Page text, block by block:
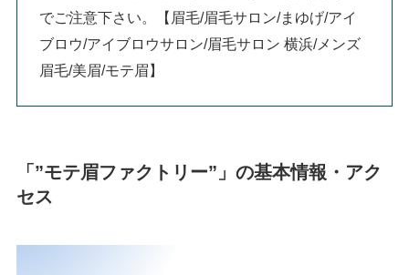
でご注意下さい。【眉毛/眉毛サロン/まゆげ/アイ
ブロウ/アイブロウサロン/眉毛サロン 横浜/メンズ
眉毛/美眉/モテ眉】
「”モテ眉ファクトリー”」の基本情報・アク
セス